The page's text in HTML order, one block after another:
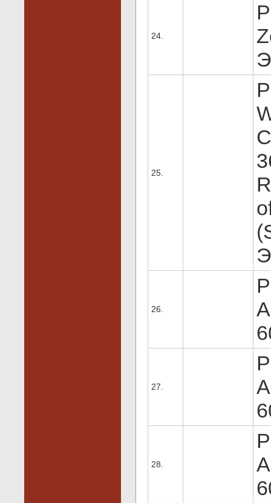
24.
25.
26.
27.
28.